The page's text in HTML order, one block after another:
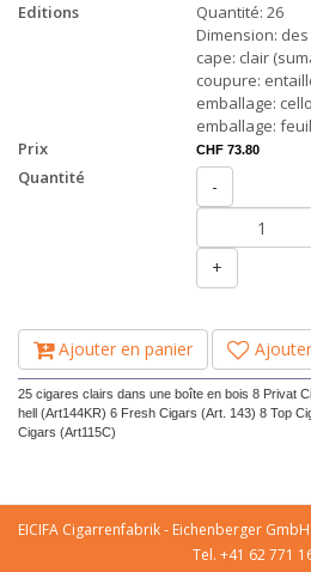
Editions
Quantité: 26
Dimension:
cape: clair
coupure:
emballage:
emballage:
Prix
CHF 73.80
Quantité -
+
Ajouter en panier
25 cigares clairs dans une boîte en bois 8 Privat
hell (Art144KR) 6 Fresh Cigars (Art. 143) 8 Top
Cigars (Art115C)
EICIFA Cigarrenfabrik - Eichenberger
Tel. +41 62 771